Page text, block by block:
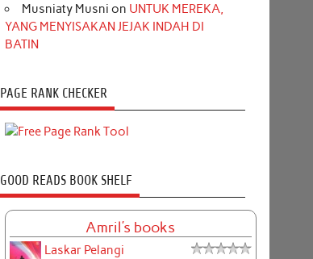
Musniaty Musni on UNTUK MEREKA,
YANG MENYISAKAN JEJAK INDAH DI
BATIN
PAGE RANK CHECKER
GOOD READS BOOK SHELF
Amril's books
Laskar Pelangi